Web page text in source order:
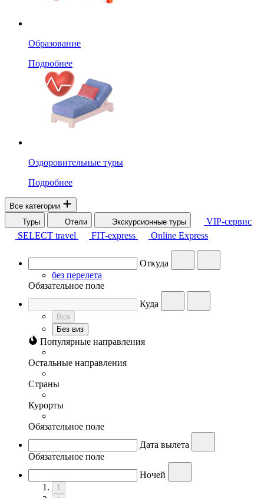
Образование
Подробнее
Оздоровительные туры
Подробнее
Все категории
Туры
Отели Экскурсионные туры
VIP-сервис
SELECT travel
FIT-express Online Express
Откуда
без перелета
Обязательное поле
Куда
Все
Без виз
Популярные направления
Остальные направления
Страны
Курорты
Обязательное поле
Дата вылета
Обязательное поле
Ночей
1